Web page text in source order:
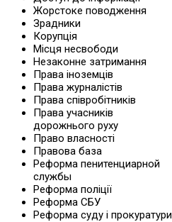
Жорстоке поводження
Зрадники
Корупція
Місця несвободи
Незаконне затримання
Права іноземців
Права журналістів
Права співробітників
Права учасників
дорожнього руху
Право власності
Правова база
Реформа пенитенциарной
службы
Реформа поліції
Реформа СБУ
Реформа суду і прокуратури